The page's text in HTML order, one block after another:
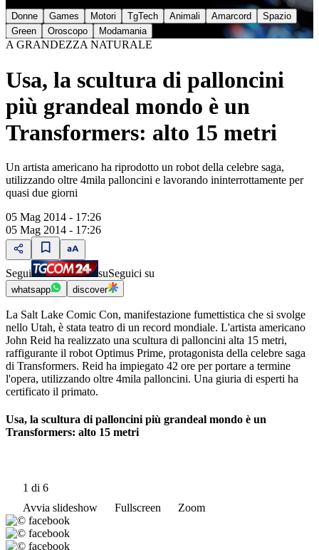
Donne Games Motori TgTech Animali Amarcord
Spazio
Green
Oroscopo Modamania
A GRANDEZZA NATURALE
Usa, la scultura di palloncini
più grandeal mondo è un
Transformers: alto 15 metri
Un artista americano ha riprodotto un robot della celebre saga,
utilizzando oltre 4mila palloncini e lavorando ininterrottamente per
quasi due giorni
05 Mag 2014 - 17:26
05 Mag 2014 - 17:26
Segui suSeguici su
whatsapp discover
La Salt Lake Comic Con, manifestazione fumettistica che si svolge
nello Utah, è stata teatro di un record mondiale. L'artista americano
John Reid ha realizzato una scultura di palloncini alta 15 metri,
raffigurante il robot Optimus Prime, protagonista della celebre saga
di Transformers. Reid ha impiegato 42 ore per portare a termine
l'opera, utilizzando oltre 4mila palloncini. Una giuria di esperti ha
certificato il primato.
Usa, la scultura di palloncini più grandeal mondo è un
Transformers: alto 15 metri
1 di 6
Avvia slideshow
Fullscreen Zoom